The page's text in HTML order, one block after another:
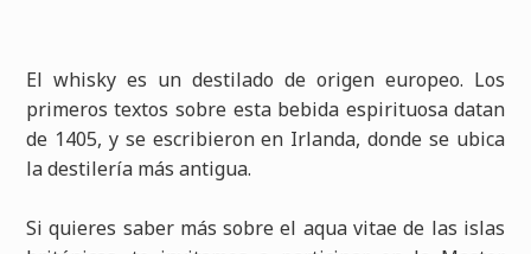
El whisky es un destilado de origen europeo. Los
primeros textos sobre esta bebida espirituosa datan
de 1405, y se escribieron en Irlanda, donde se ubica
la destilería más antigua.
Si quieres saber más sobre el aqua vitae de las islas